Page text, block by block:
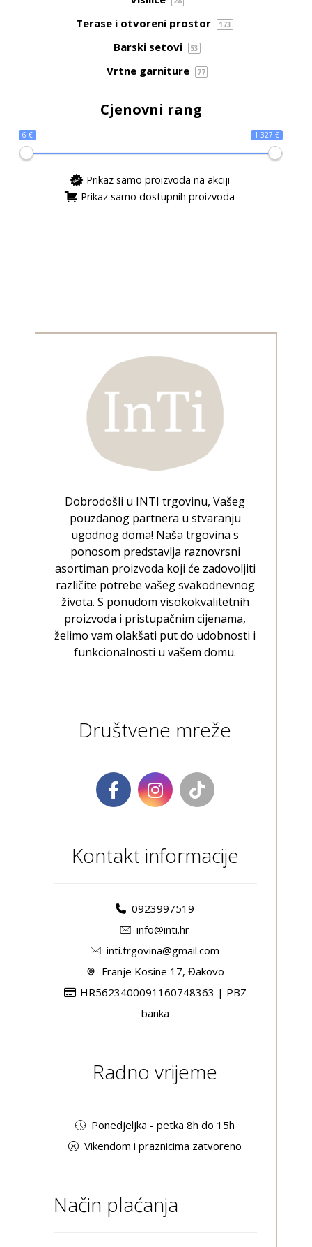
Terase i otvoreni prostor 173
Barski setovi 53
Vrtne garniture 77
Cjenovni rang
6 € 1 327 €
Prikaz samo proizvoda na akciji
Prikaz samo dostupnih proizvoda
Dobrodošli u INTI trgovinu, Vašeg
pouzdanog partnera u stvaranju
ugodnog doma! Naša trgovina s
ponosom predstavlja raznovrsni
asortiman proizvoda koji će zadovoljiti
različite potrebe vašeg svakodnevnog
života. S ponudom visokokvalitetnih
proizvoda i pristupačnim cijenama,
želimo vam olakšati put do udobnosti i
funkcionalnosti u vašem domu.
Društvene mreže
Kontakt informacije
0923997519
info@inti.hr
inti.trgovina@gmail.com
Franje Kosine 17, Đakovo
HR5623400091160748363 | PBZ
banka
Radno vrijeme
Ponedjeljka - petka 8h do 15h
Vikendom i praznicima zatvoreno
Način plaćanja